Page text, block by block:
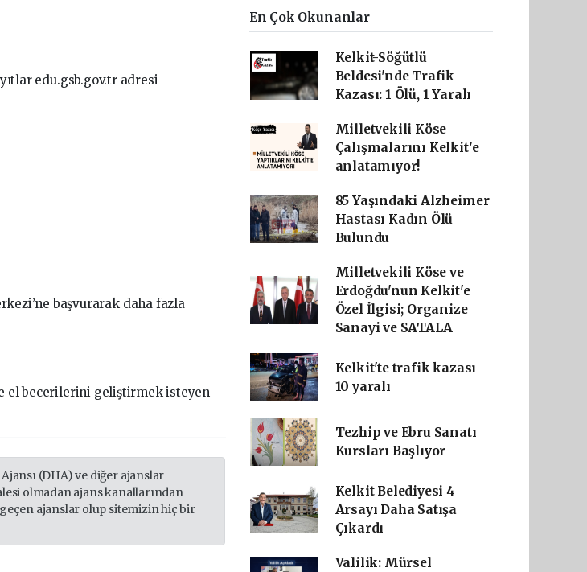
edu.gsb.gov.tr adresi
başvurarak daha fazla
el becerilerini geliştirmek isteyen
(DHA) ve diğer ajanslar
olmadan ajans kanallarından
ajanslar olup sitemizin hiç bir
En Çok Okunanlar
Kelkit-Söğütlü
Beldesi'nde Trafik
Kazası: 1 Ölü, 1 Yaralı
Milletvekili Köse
Çalışmalarını Kelkit'e
anlatamıyor!
85 Yaşındaki Alzheimer
Hastası Kadın Ölü
Bulundu
Milletvekili Köse ve
Erdoğdu'nun Kelkit'e
Özel İlgisi; Organize
Sanayi ve SATALA
Kelkit'te trafik kazası
10 yaralı
Tezhip ve Ebru Sanatı
Kursları Başlıyor
Kelkit Belediyesi 4
Arsayı Daha Satışa
Çıkardı
Valilik: Mürsel